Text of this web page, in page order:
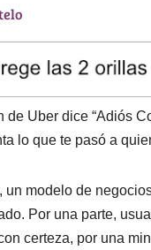
de Uber dice “Adiós
lo que te pasó a
modelo de
Por una parte,
certeza, por una